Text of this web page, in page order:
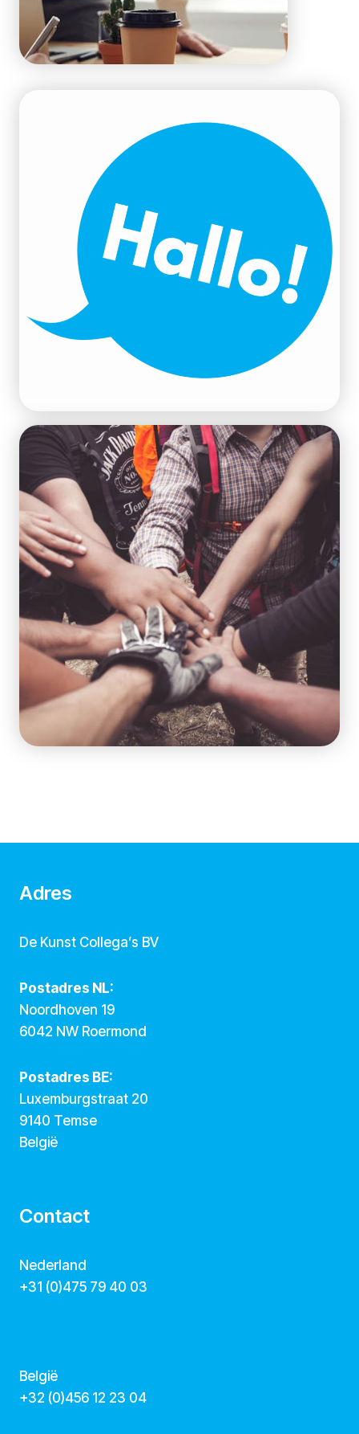
Adres
De Kunst Collega’s BV
Postadres NL:
Noordhoven 19
6042 NW Roermond
Postadres BE:
Luxemburgstraat 20
9140 Temse
België
Contact
Nederland
+31 (0)475 79 40 03
België
‭+32 (0)456 12 23 04‬